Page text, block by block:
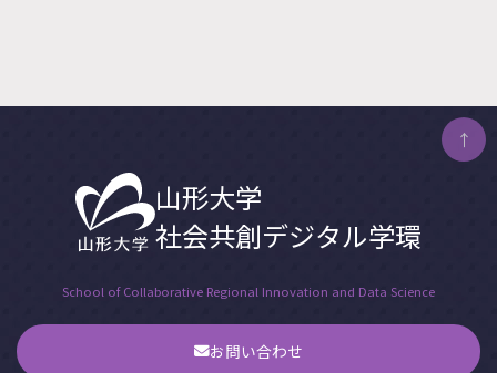
↑
山形大学
社会共創デジタル学環
School of Collaborative Regional Innovation and Data Science
お問い合わせ